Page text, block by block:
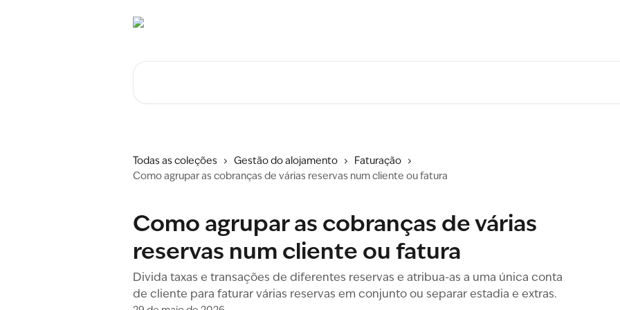
Todas as coleções Gestão do alojamento
Faturação
Como agrupar as cobranças de várias reservas num cliente ou fatura
Como agrupar as cobranças de várias
reservas num cliente ou fatura
Divida taxas e transações de diferentes reservas e atribua-as a uma única conta
de cliente para faturar várias reservas em conjunto ou separar estadia e extras.